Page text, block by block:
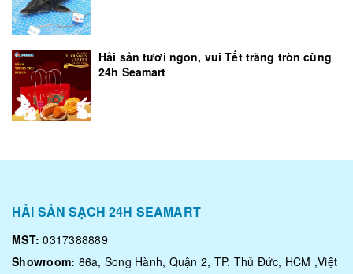
Hải sản tươi ngon, vui Tết trăng tròn cùng
24h Seamart
HẢI SẢN SẠCH 24H SEAMART
MST: 0317388889
Showroom: 86a, Song Hành, Quận 2, TP. Thủ Đức, HCM ,Việt